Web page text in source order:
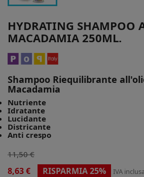
HYDRATING SHAMPOO
MACADAMIA 250ML.
Shampoo Riequilibrante
Macadamia
Nutriente
Idratante
Lucidante
Districante
Anti crespo
11,50 €
8,63 € RISPARMIA 25% IVA inclusa